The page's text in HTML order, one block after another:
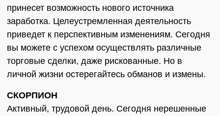
принесет возможность нового источника
заработка. Целеустремленная деятельность
приведет к перспективным изменениям. Сегодня
вы можете с успехом осуществлять различные
торговые сделки, даже рискованные. Но в
личной жизни остерегайтесь обманов и измены.
СКОРПИОН
Активный, трудовой день. Сегодня нерешенные